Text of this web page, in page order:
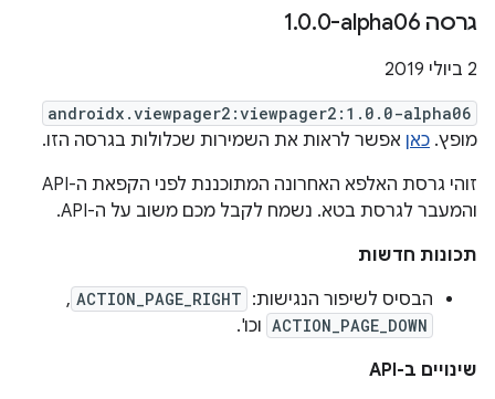
גרסה ‎1 .0.0-alpha06
‫2 ביולי 2019
androidx.viewpager2:viewpager2:1.0.0-alpha06
מופץ. כאן אפשר לראות את השמירות שכלולות בגרסה הזו.
זוהי גרסת האלפא האחרונה המתוכננת לפני הקפאת ה-API
והמעבר לגרסת בטא. נשמח לקבל מכם משוב על ה-API.
תכונות חדשות
הבסיס לשיפור הנגישות: ACTION_PAGE_RIGHT
,‏
ACTION_PAGE_DOWN וכו'.
שינויים ב-API